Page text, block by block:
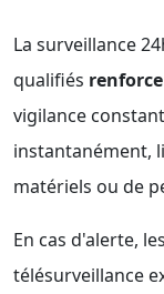
La surveillance
qualifiés
vigilance
instantanément,
matériels ou de
En cas d'alerte,
télésurveillance